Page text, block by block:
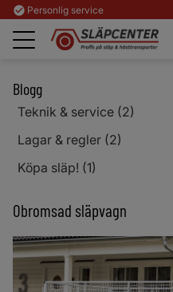
Meny
check_circle Personlig service
Blogg
Teknik & service (2)
Lagar & regler (2)
Köpa släp! (1)
Obromsad släpvagn